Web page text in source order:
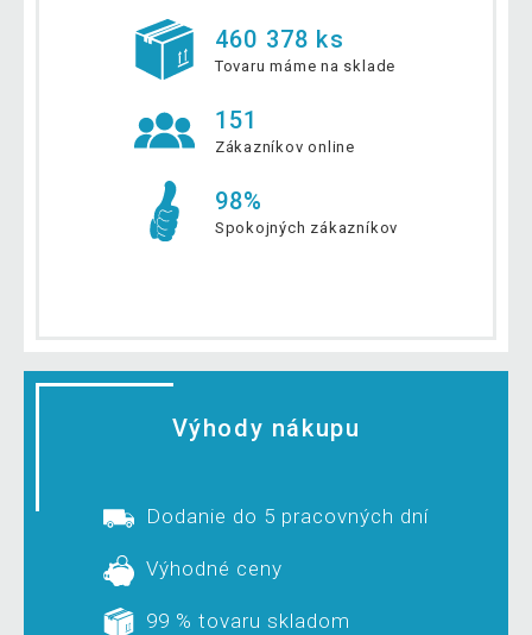
460 378 ks
Tovaru máme na sklade
151
Zákazníkov online
98%
Spokojných zákazníkov
Výhody nákupu
Dodanie do 5 pracovných dní
Výhodné ceny
99 % tovaru skladom